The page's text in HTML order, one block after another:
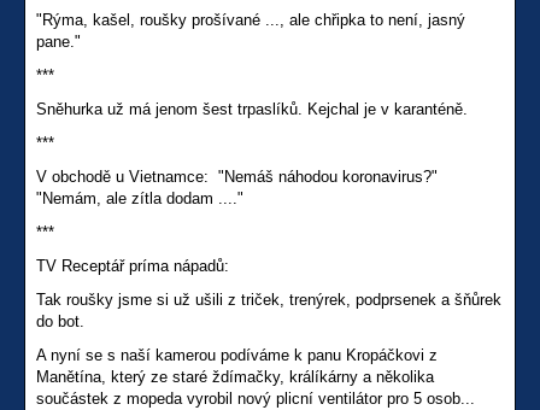
"Rýma, kašel, roušky prošívané ..., ale chřipka to není, jasný
pane."
***
Sněhurka už má jenom šest trpaslíků. Kejchal je v karanténě.
***
V obchodě u Vietnamce: "Nemáš náhodou koronavirus?"
"Nemám, ale zítla dodam ...."
***
TV Receptář príma nápadů:
Tak roušky jsme si už ušili z triček, trenýrek, podprsenek a šňůrek
do bot.
A nyní se s naší kamerou podíváme k panu Kropáčkovi z
Manětína, který ze staré ždímačky, králíkárny a několika
součástek z mopeda vyrobil nový plicní ventilátor pro 5 osob...